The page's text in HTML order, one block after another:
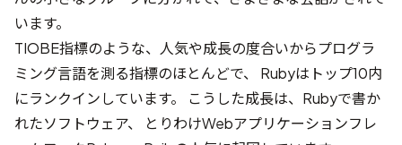
います。
TIOBE指標のような、人気や成長の度合いからプログラ
ミング言語を測る指標のほとんどで、 Rubyはトップ10内
にランクインしています。 こうした成長は、Rubyで書か
れたソフトウェア、 とりわけWebアプリケーションフレ